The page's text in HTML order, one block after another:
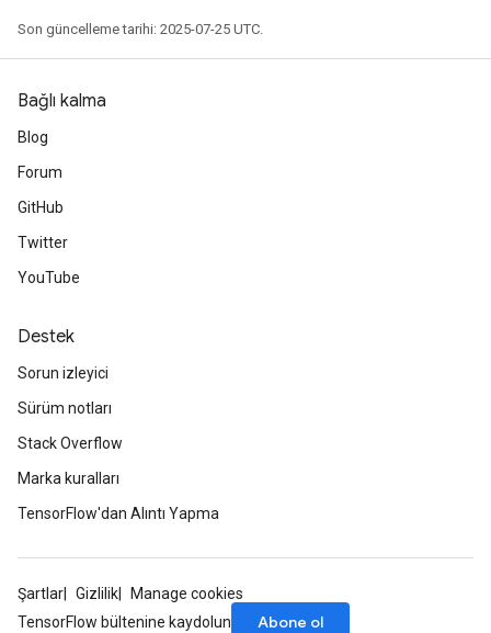
Son güncelleme tarihi: 2025-07-25 UTC.
Bağlı kalma
Blog
Forum
GitHub
Twitter
YouTube
Destek
Sorun izleyici
Sürüm notları
Stack Overflow
Marka kuralları
TensorFlow'dan Alıntı Yapma
Şartlar Gizlilik
Manage cookies
TensorFlow bültenine kaydolun
Abone ol